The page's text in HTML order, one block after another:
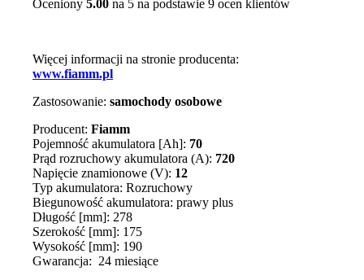
Oceniony 5.00 na 5 na podstawie 9 ocen klientów
Więcej informacji na stronie producenta:
www.fiamm.pl
Zastosowanie: samochody osobowe
Producent: Fiamm
Pojemność akumulatora [Ah]: 70
Prąd rozruchowy akumulatora (A): 720
Napięcie znamionowe (V): 12
Typ akumulatora: Rozruchowy
Biegunowość akumulatora: prawy plus
Długość [mm]: 278
Szerokość [mm]: 175
Wysokość [mm]: 190
Gwarancja: 24 miesiące